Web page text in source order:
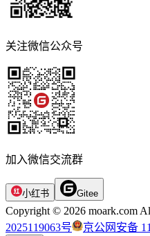
关注微信公众号
加入微信交流群
小红书 Gitee
Copyright © 2026 moark.com
2025119063号
京公网安备